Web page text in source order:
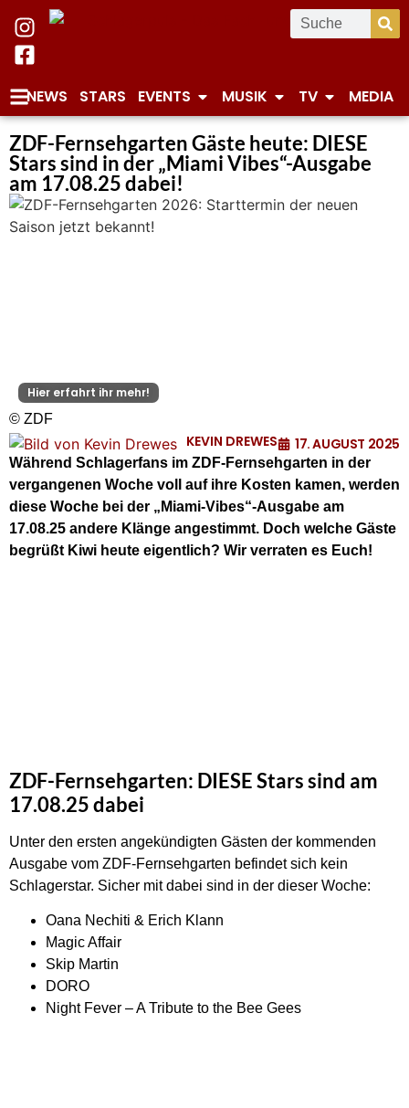
NEWS STARS EVENTS MUSIK TV MEDIA
ZDF-Fernsehgarten Gäste heute: DIESE
Stars sind in der „Miami Vibes“-Ausgabe
am 17.08.25 dabei!
Hier erfahrt ihr mehr!
© ZDF
KEVIN DREWES 17. AUGUST 2025
Während Schlagerfans im ZDF-Fernsehgarten in der
vergangenen Woche voll auf ihre Kosten kamen, werden
diese Woche bei der „Miami-Vibes“-Ausgabe am
17.08.25 andere Klänge angestimmt. Doch welche Gäste
begrüßt Kiwi heute eigentlich? Wir verraten es Euch!
ZDF-Fernsehgarten: DIESE Stars sind am
17.08.25 dabei
Unter den ersten angekündigten Gästen der kommenden
Ausgabe vom ZDF-Fernsehgarten befindet sich kein
Schlagerstar. Sicher mit dabei sind in der dieser Woche:
Oana Nechiti & Erich Klann
Magic Affair
Skip Martin
DORO
Night Fever – A Tribute to the Bee Gees